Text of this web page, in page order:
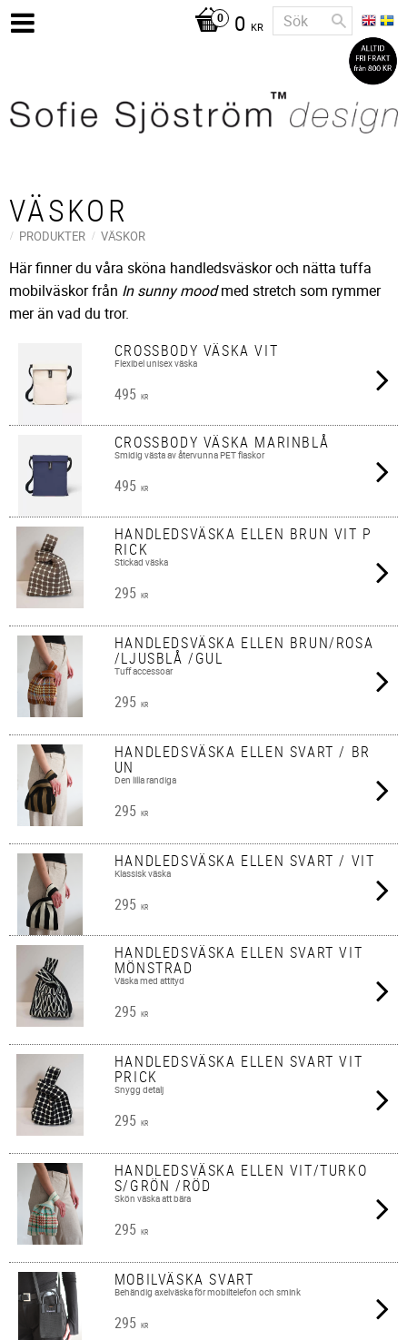
0 KR
VÄSKOR
PRODUKTER VÄSKOR
Här finner du våra sköna handledsväskor och nätta tuffa
mobilväskor från In sunny moodmed stretch som rymmer
mer än vad du tror.
CROSSBODY VÄSKA VIT
Flexibel unisex väska
495 KR
CROSSBODY VÄSKA MARINBLÅ
Smidig västa av återvunna PET flaskor
495 KR
HANDLEDSVÄSKA ELLEN BRUN VIT P
RICK
Stickad väska
295 KR
HANDLEDSVÄSKA ELLEN BRUN/ROSA
/LJUSBLÅ /GUL
Tuff accessoar
295 KR
HANDLEDSVÄSKA ELLEN SVART / BR
UN
Den lilla randiga
295 KR
HANDLEDSVÄSKA ELLEN SVART / VIT
Klassisk väska
295 KR
HANDLEDSVÄSKA ELLEN SVART VIT
MÖNSTRAD
Väska med attityd
295 KR
HANDLEDSVÄSKA ELLEN SVART VIT
PRICK
Snygg detalj
295 KR
HANDLEDSVÄSKA ELLEN VIT/TURKO
S/GRÖN /RÖD
Skön väska att bära
295 KR
MOBILVÄSKA SVART
Behändig axelväska för mobiltelefon och smink
295 KR